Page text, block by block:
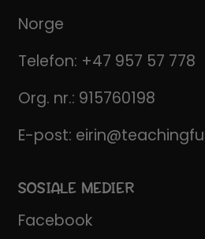
Norge
Telefon: +47 957 57 778
Org. nr.: 915760198
E-post:
SOSIALE MEDIER
Facebook